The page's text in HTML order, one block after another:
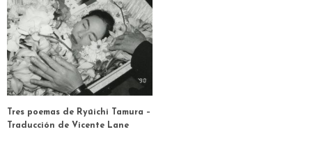
Tres poemas de Ryūichi Tamura –
Traducción de Vicente Lane